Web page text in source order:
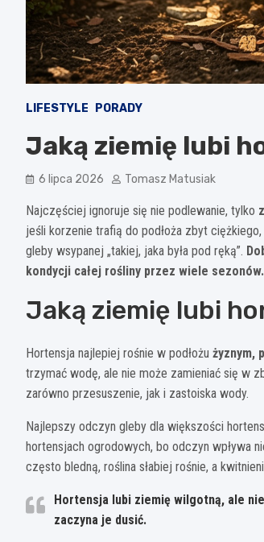
LIFESTYLE PORADY
Jaką ziemię lubi
6 lipca 2026 Tomasz Matusiak
Najczęściej ignoruje się nie podlewanie, tylko
jeśli korzenie trafią do podłoża zbyt
gleby wsypanej „takiej, jaka była pod ręką”.
kondycji całej rośliny przez wiele sezonów.
Jaką ziemię lubi
Hortensja najlepiej rośnie w podłożu żyznym,
trzymać wodę, ale nie może zamieniać się w
zarówno przesuszenie, jak i zastoiska wody.
Najlepszy odczyn gleby dla większości
hortensjach ogrodowych, bo odczyn wpływa
często bledną, roślina słabiej rośnie, a
Hortensja lubi ziemię wilgotną, ale
zaczyna je dusić.